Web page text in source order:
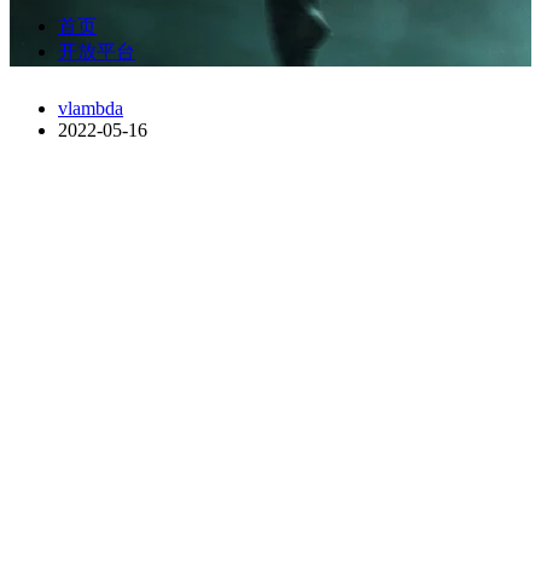
首页
开放平台
vlambda
2022-05-16